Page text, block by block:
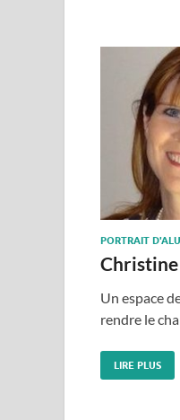
PORTRAIT
Un espace
rendre le
LIRE PLUS